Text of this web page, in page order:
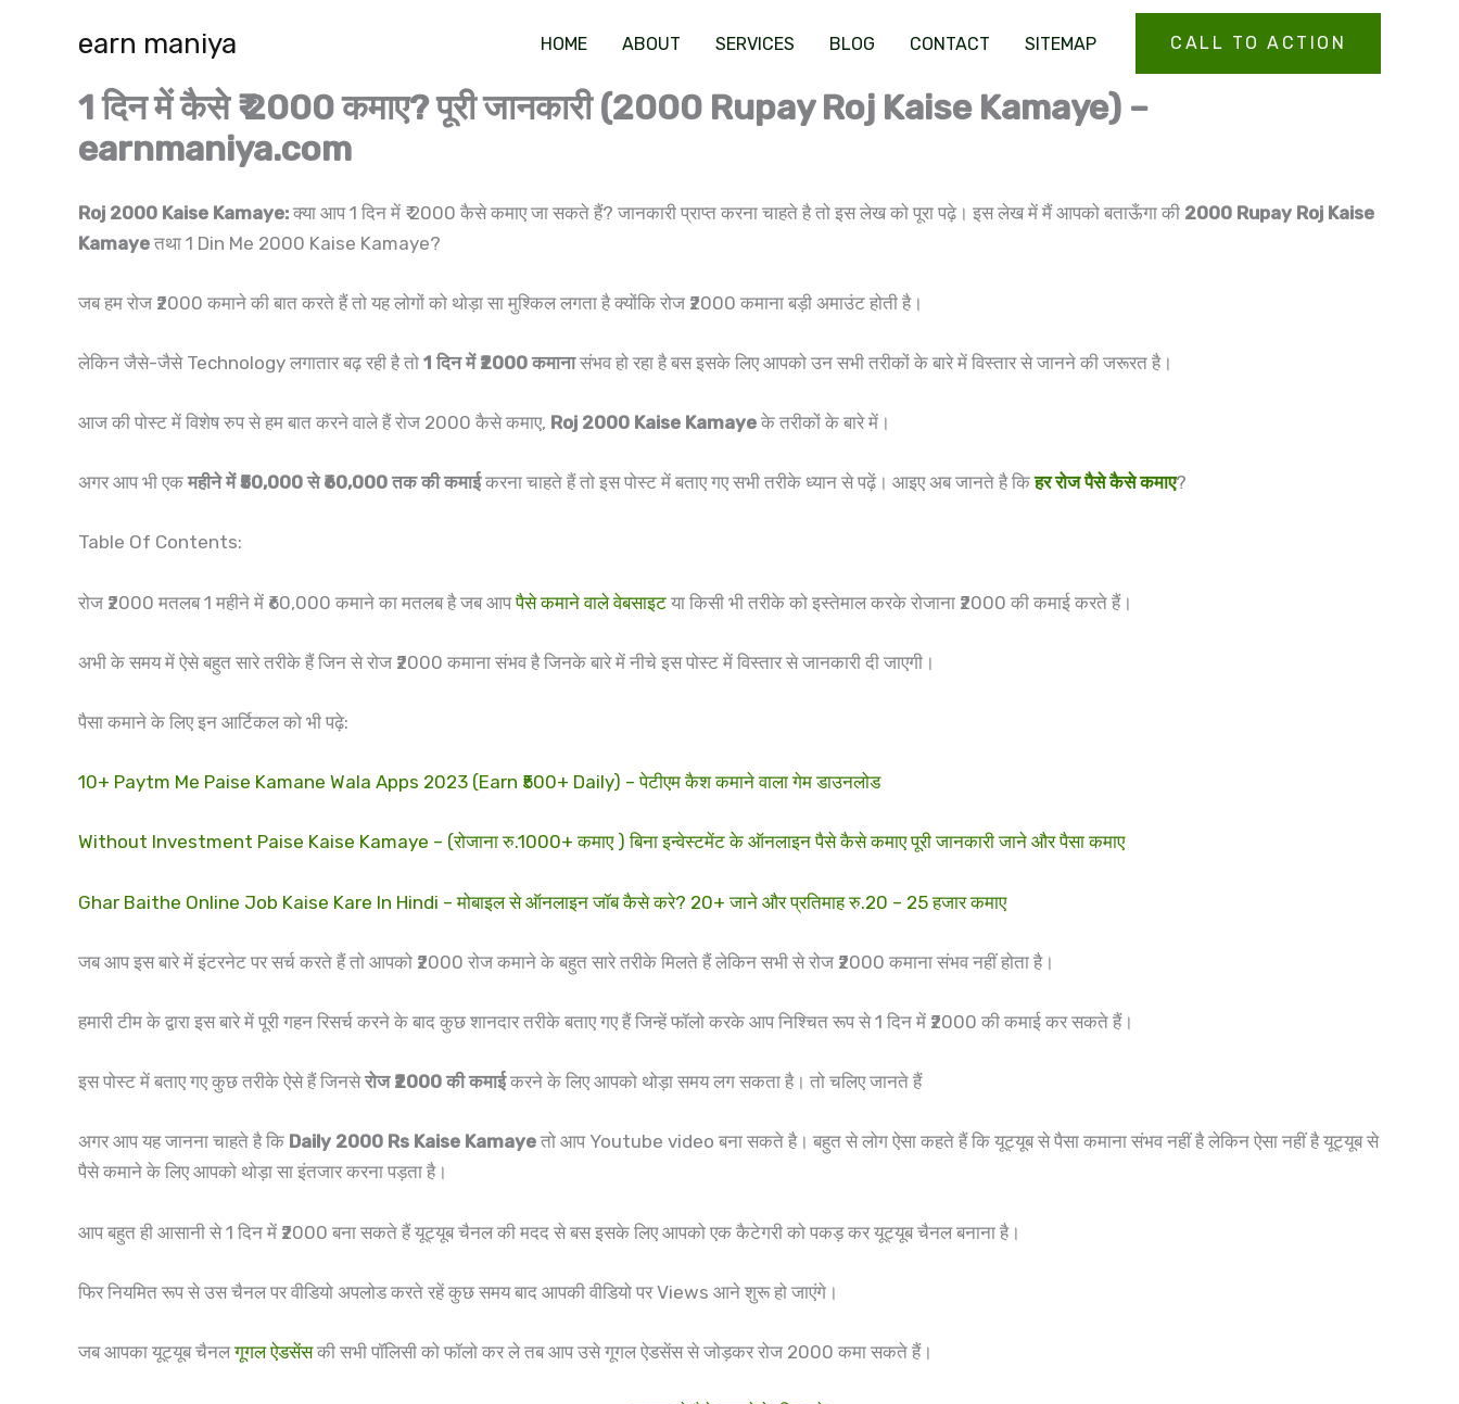
earn maniya HOME ABOUT SERVICES BLOG CONTACT SITEMAP CALL TO ACTION
1 दिन में कैसे ₹ 2000 कमाए? पूरी जानकारी (2000 Rupay Roj Kaise Kamaye) –
earnmaniya.com
Roj 2000 Kaise Kamaye: क्या आप 1 दिन में ₹ 2000 कैसे कमाए जा सकते हैं? जानकारी प्राप्त करना चाहते है तो इस लेख को पूरा पढ़े। इस लेख में मैं आपको बताऊँगा की 2000 Rupay Roj Kaise
Kamaye तथा 1 Din Me 2000 Kaise Kamaye?
जब हम रोज ₹2000 कमाने की बात करते हैं तो यह लोगों को थोड़ा सा मुश्किल लगता है क्योंकि रोज ₹2000 कमाना बड़ी अमाउंट होती है।
लेकिन जैसे-जैसे Technology लगातार बढ़ रही है तो 1 दिन में ₹2000 कमानासंभव हो रहा है बस इसके लिए आपको उन सभी तरीकों के बारे में विस्तार से जानने की जरूरत है।
आज की पोस्ट में विशेष रुप से हम बात करने वाले हैं रोज 2000 कैसे कमाए, Roj 2000 Kaise Kamaye के तरीकों के बारे में।
अगर आप भी एक महीने में ₹50,000 से ₹60,000 तक की कमाईकरना चाहते हैं तो इस पोस्ट में बताए गए सभी तरीके ध्यान से पढ़ें। आइए अब जानते है किहर रोज पैसे कैसे कमाए?
Table Of Contents:
रोज ₹2000 मतलब 1 महीने में ₹60,000 कमाने का मतलब है जब आपपैसे कमाने वाले वेबसाइट या किसी भी तरीके को इस्तेमाल करके रोजाना ₹2000 की कमाई करते हैं।
अभी के समय में ऐसे बहुत सारे तरीके हैं जिन से रोज ₹2000 कमाना संभव है जिनके बारे में नीचे इस पोस्ट में विस्तार से जानकारी दी जाएगी।
पैसा कमाने के लिए इन आर्टिकल को भी पढ़े:
10+ Paytm Me Paise Kamane Wala Apps 2023 (Earn ₹500+ Daily) – पेटीएम कैश कमाने वाला गेम डाउनलोड
Without Investment Paise Kaise Kamaye – (रोजाना रु.1000+ कमाए ) बिना इन्वेस्टमेंट के ऑनलाइन पैसे कैसे कमाए पूरी जानकारी जाने और पैसा कमाए
Ghar Baithe Online Job Kaise Kare In Hindi – मोबाइल से ऑनलाइन जॉब कैसे करे? 20+ जाने और प्रतिमाह रु.20 – 25 हजार कमाए
जब आप इस बारे में इंटरनेट पर सर्च करते हैं तो आपको ₹2000 रोज कमाने के बहुत सारे तरीके मिलते हैं लेकिन सभी से रोज ₹2000 कमाना संभव नहीं होता है।
हमारी टीम के द्वारा इस बारे में पूरी गहन रिसर्च करने के बाद कुछ शानदार तरीके बताए गए हैं जिन्हें फॉलो करके आप निश्चित रूप से 1 दिन में ₹2000 की कमाई कर सकते हैं।
इस पोस्ट में बताए गए कुछ तरीके ऐसे हैं जिनसेरोज ₹2000 की कमाईकरने के लिए आपको थोड़ा समय लग सकता है। तो चलिए जानते हैं
अगर आप यह जानना चाहते है कि Daily 2000 Rs Kaise Kamaye तो आप Youtube video बना सकते है। बहुत से लोग ऐसा कहते हैं कि यूट्यूब से पैसा कमाना संभव नहीं है लेकिन ऐसा नहीं है यूट्यूब से
पैसे कमाने के लिए आपको थोड़ा सा इंतजार करना पड़ता है।
आप बहुत ही आसानी से 1 दिन में ₹2000 बना सकते हैं यूट्यूब चैनल की मदद से बस इसके लिए आपको एक कैटेगरी को पकड़ कर यूट्यूब चैनल बनाना है।
फिर नियमित रूप से उस चैनल पर वीडियो अपलोड करते रहें कुछ समय बाद आपकी वीडियो पर Views आने शुरू हो जाएंगे।
जब आपका यूट्यूब चैनलगूगल ऐडसेंसकी सभी पॉलिसी को फॉलो कर ले तब आप उसे गूगल ऐडसेंस से जोड़कर रोज 2000 कमा सकते हैं।